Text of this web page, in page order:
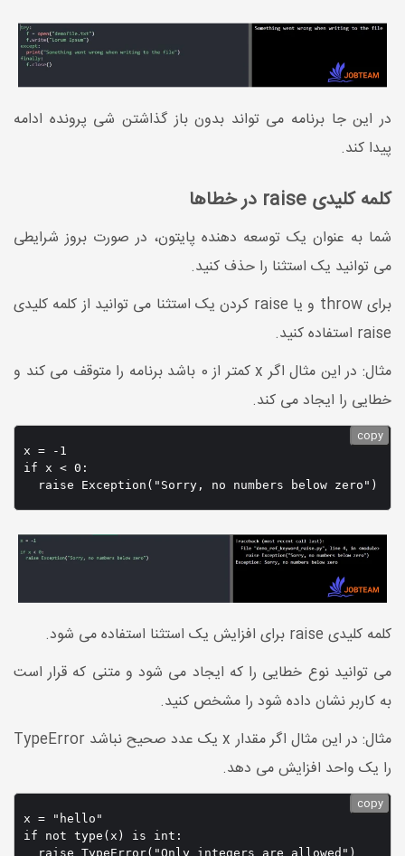
در این جا برنامه می تواند بدون باز گذاشتن شی پرونده ادامه
پیدا کند.
کلمه کلیدی raise در خطاها
شما به عنوان یک توسعه دهنده پایتون، در صورت بروز شرایطی
می توانید یک استثنا را حذف کنید.
برای throw و یا raise کردن یک استثنا می توانید از کلمه کلیدی
raise استفاده کنید.
مثال: در این مثال اگر x کمتر از 0 باشد برنامه را متوقف می کند و
خطایی را ایجاد می کند.
x = -1
if x < 0:
copy
کلمه کلیدی raise برای افزایش یک استثنا استفاده می شود.
می توانید نوع خطایی را که ایجاد می شود و متنی که قرار است
به کاربر نشان داده شود را مشخص کنید.
مثال: در این مثال اگر مقدار x یک عدد صحیح نباشد TypeError
را یک واحد افزایش می دهد.
x = "hello"
if not type(x) is int:
copy